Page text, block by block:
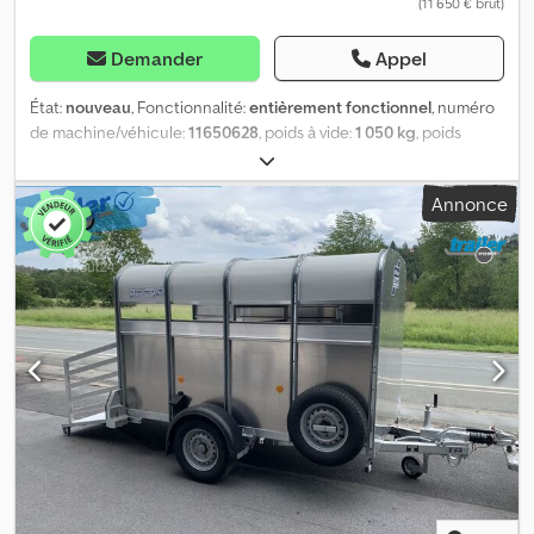
Demander Appel
État: nouveau, Fonctionnalité:entièrement fonctionnel, numéro
de machine/véhicule:11650628, poids à vide:1 050 kg, poids
, poids total:
d'essieux:2 essieux, longueur de l'espace de chargement:434
mm, largeur de l’espace de chargement: 178 mm
, hauteur de
l'espace de chargement:183 mm, suspension:acier
, Année de
construction:2026, Remorque à bestiaux TA510 d’Ifor Williams :
l’outil idéal pour le transport d’animaux La remorque à bétail du
leader du marché Ifor Williams est équipée à l’avant d’une porte
d’entrée divisée. Des trappes d’aération situées de chaque côté
assurent une ventilation optimale de l’habitacle, permettant ainsi
aux animaux de bénéficier d’un apport suffisant en air frais dans la
caisse de transport, pour un voyage sans stress. Le modèle TA510
d’Ifor Williams séduit également par son espace intérieur
généreux de 178 x 434 x 183 cm, permettant ainsi de transporter
aisément même les bovins de grande taille, sans risque de
manque de place. La grille de rampe en aluminium sécurise le
Annonce